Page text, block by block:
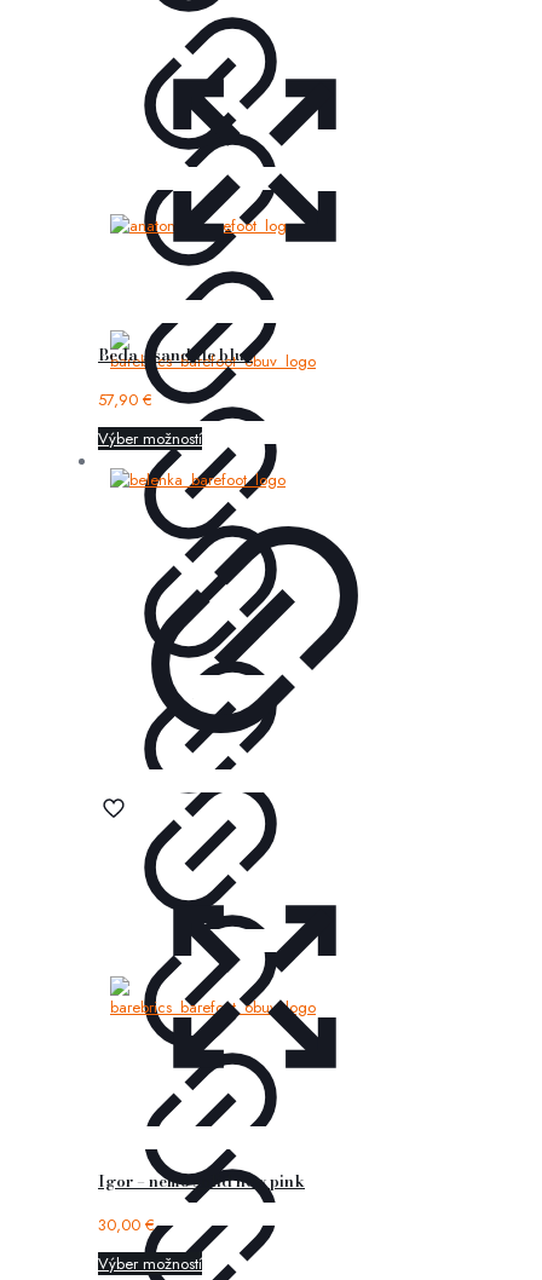
Beda – sandále blue
57,90 €
Výber možností
Igor – nemo solid new pink
30,00 €
Výber možností